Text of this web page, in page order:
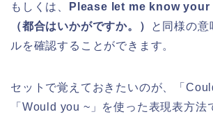
もしくは、
Please let me know
（都合はいかがですか。）
と同様の意
ルを確認することができます。
セットで覚えておきたいのが、「
「Would you ~」を使った表現表方法